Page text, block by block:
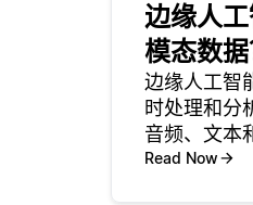
边缘人
模态数据
边缘人工智
时处理和分
音频、文本
备上完成，
Read Now